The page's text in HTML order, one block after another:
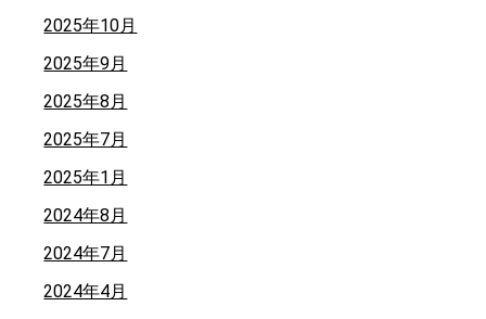
2025年10月
2025年9月
2025年8月
2025年7月
2025年1月
2024年8月
2024年7月
2024年4月